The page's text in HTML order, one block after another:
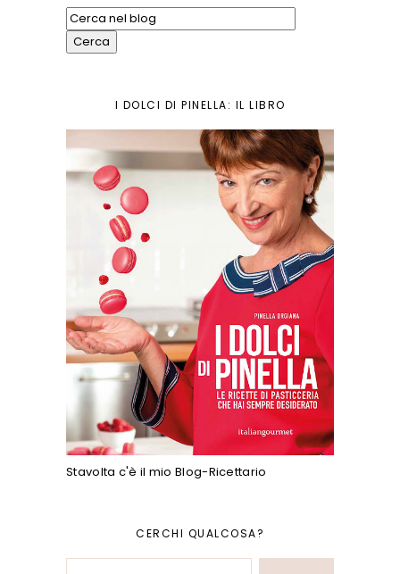
I DOLCI DI PINELLA: IL LIBRO
Stavolta c'è il mio Blog-Ricettario
CERCHI QUALCOSA?